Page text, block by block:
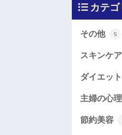
カテ
その他 5
スキンケア
ダイエット
主婦の心
節約美容